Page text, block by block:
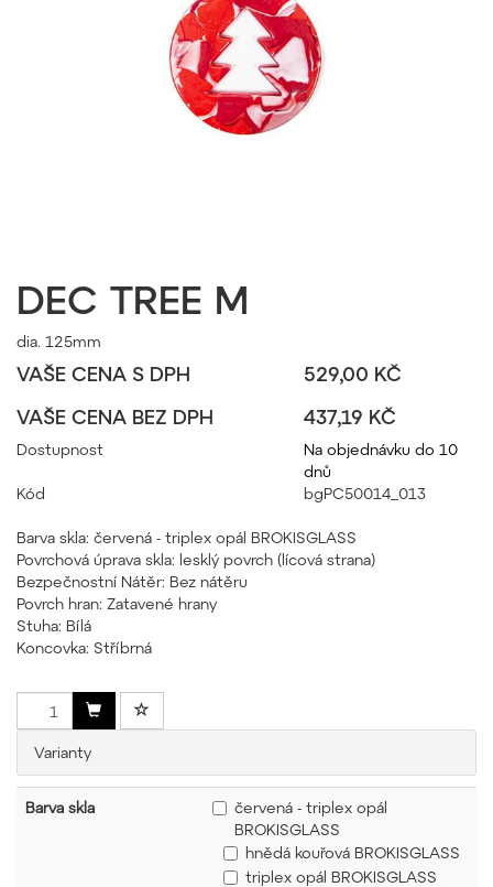
DEC TREE M
dia. 125mm
VAŠE CENA S DPH
529,00 KČ
VAŠE CENA BEZ DPH
437,19 KČ
Dostupnost
Na objednávku do 10
dnů
Kód
bgPC50014_013
Barva skla: červená - triplex opál BROKISGLASS
Povrchová úprava skla: lesklý povrch (lícová strana)
Bezpečnostní Nátěr: Bez nátěru
Povrch hran: Zatavené hrany
Stuha: Bílá
Koncovka: Stříbrná
Varianty
Barva skla
červená - triplex opál
BROKISGLASS
hnědá kouřová BROKISGLASS
triplex opál BROKISGLASS